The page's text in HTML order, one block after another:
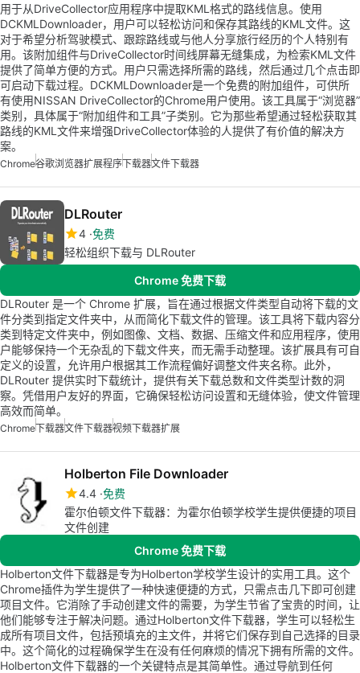
用于从DriveCollector应用程序中提取KML格式的路线信息。使用
DCKMLDownloader，用户可以轻松访问和保存其路线的KML文件。这
对于希望分析驾驶模式、跟踪路线或与他人分享旅行经历的个人特别有
用。该附加组件与DriveCollector时间线屏幕无缝集成，为检索KML文件
提供了简单方便的方式。用户只需选择所需的路线，然后通过几个点击即
可启动下载过程。DCKMLDownloader是一个免费的附加组件，可供所
有使用NISSAN DriveCollector的Chrome用户使用。该工具属于“浏览器”
类别，具体属于“附加组件和工具”子类别。它为那些希望通过轻松获取其
路线的KML文件来增强DriveCollector体验的人提供了有价值的解决方
案。
Chrome谷歌浏览器扩展程序下载器文件下载器
DLRouter
4 免费
轻松组织下载与 DLRouter
Chrome 免费下载
DLRouter 是一个 Chrome 扩展，旨在通过根据文件类型自动将下载的文
件分类到指定文件夹中，从而简化下载文件的管理。该工具将下载内容分
类到特定文件夹中，例如图像、文档、数据、压缩文件和应用程序，使用
户能够保持一个无杂乱的下载文件夹，而无需手动整理。该扩展具有可自
定义的设置，允许用户根据其工作流程偏好调整文件夹名称。此外，
DLRouter 提供实时下载统计，提供有关下载总数和文件类型计数的洞
察。凭借用户友好的界面，它确保轻松访问设置和无缝体验，使文件管理
高效而简单。
Chrome下载器文件下载器视频下载器扩展
Holberton File Downloader
4.4 免费
霍尔伯顿文件下载器：为霍尔伯顿学校学生提供便捷的项目
文件创建
Chrome 免费下载
Holberton文件下载器是专为Holberton学校学生设计的实用工具。这个
Chrome插件为学生提供了一种快速便捷的方式，只需点击几下即可创建
项目文件。它消除了手动创建文件的需要，为学生节省了宝贵的时间，让
他们能够专注于解决问题。通过Holberton文件下载器，学生可以轻松生
成所有项目文件，包括预填充的主文件，并将它们保存到自己选择的目录
中。这个简化的过程确保学生在没有任何麻烦的情况下拥有所需的文件。
Holberton文件下载器的一个关键特点是其简单性。通过导航到任何